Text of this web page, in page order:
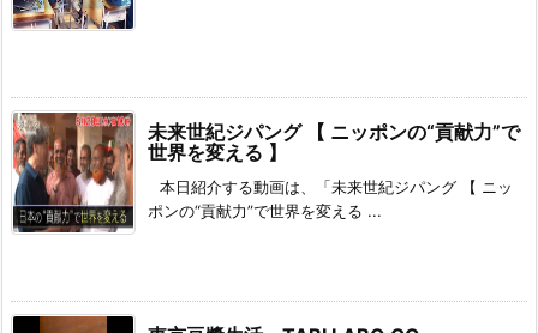
未来世紀ジパング 【 ニッポンの“貢献力”で
世界を変える 】
本日紹介する動画は、「未来世紀ジパング 【 ニッ
ポンの“貢献力”で世界を変える ...